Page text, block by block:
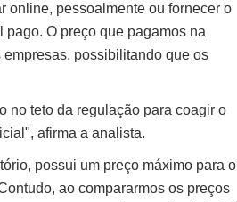
online, pessoalmente ou fornecer o
O preço que pagamos na
possibilitando que os
no teto da regulação para coagir o
afirma a analista.
possui um preço máximo para o
ao compararmos os preços